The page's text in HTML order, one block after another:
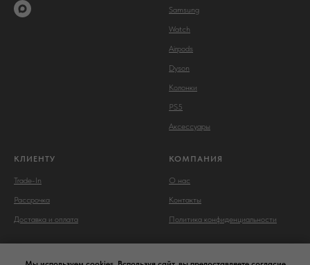
Samsung
Watch
Airpods
Dyson
Колонки
PS5
Аксессуары
КЛИЕНТУ
Trade-In
Рассрочка
Доставка и оплата
КОМПАНИЯ
О нас
Контакты
Политика конфиденциальности